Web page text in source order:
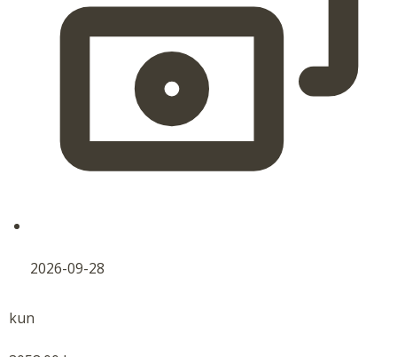
2026-09-28
kun